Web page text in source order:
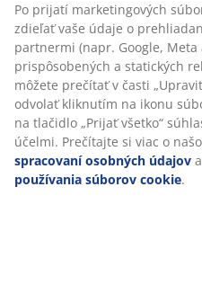
Po prijatí marketingových
zdieľať vaše údaje o
partnermi (napr. Google, Meta
prispôsobených a statických
môžete prečítať v časti
odvolať kliknutím na ikonu
na tlačidlo „Prijať všetko“
účelmi. Prečítajte si viac o
spracovaní osobných údajov
používania súborov cookie.